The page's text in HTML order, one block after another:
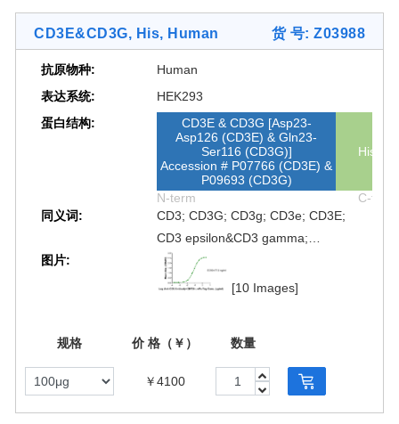
CD3E&CD3G, His, Human 货 号: Z03988
抗原物种:
Human
表达系统:
HEK293
蛋白结构:
CD3E & CD3G [Asp23-
Asp126 (CD3E) & Gln23-
Ser116 (CD3G)]
Accession # P07766 (CD3E) &
P09693 (CD3G)
His
N-term
C-term
同义词:
CD3; CD3G; CD3g; CD3e; CD3E;
CD3 epsilon&CD3 gamma;
CD3E&CD3G
图片:
[10 Images]
规格 价 格（￥） 数量
￥4100